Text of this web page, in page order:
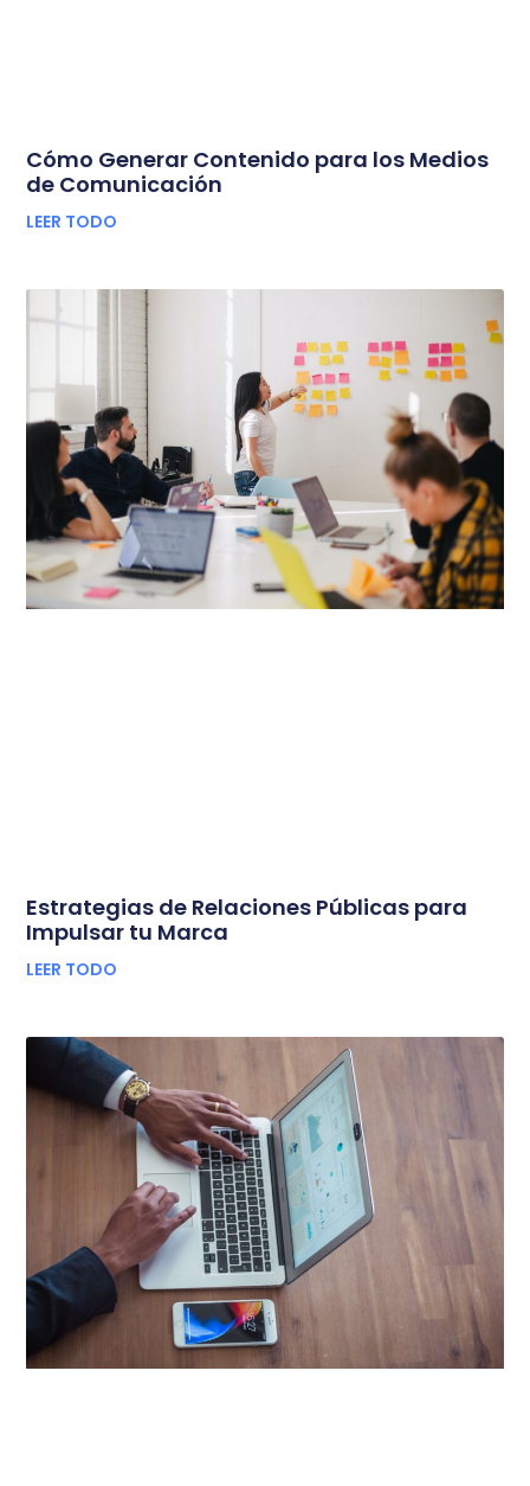
Cómo Generar Contenido para los Medios
de Comunicación
LEER TODO
Estrategias de Relaciones Públicas para
Impulsar tu Marca
LEER TODO